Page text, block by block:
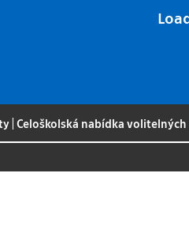
|Celoškolská nabídka